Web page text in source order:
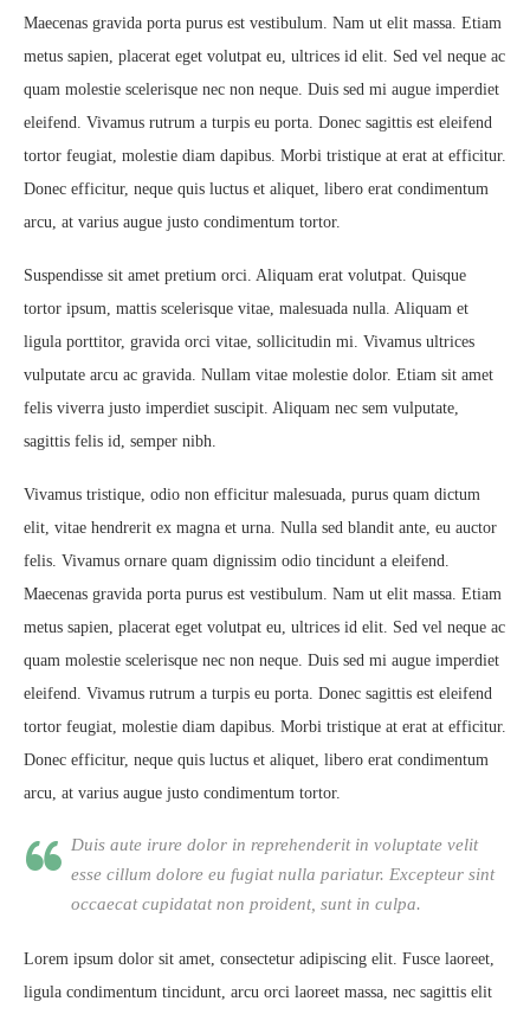
Maecenas gravida porta purus est vestibulum. Nam ut elit massa. Etiam
metus sapien, placerat eget volutpat eu, ultrices id elit. Sed vel neque ac
quam molestie scelerisque nec non neque. Duis sed mi augue imperdiet
eleifend. Vivamus rutrum a turpis eu porta. Donec sagittis est eleifend
tortor feugiat, molestie diam dapibus. Morbi tristique at erat at efficitur.
Donec efficitur, neque quis luctus et aliquet, libero erat condimentum
arcu, at varius augue justo condimentum tortor.
Suspendisse sit amet pretium orci. Aliquam erat volutpat. Quisque
tortor ipsum, mattis scelerisque vitae, malesuada nulla. Aliquam et
ligula porttitor, gravida orci vitae, sollicitudin mi. Vivamus ultrices
vulputate arcu ac gravida. Nullam vitae molestie dolor. Etiam sit amet
felis viverra justo imperdiet suscipit. Aliquam nec sem vulputate,
sagittis felis id, semper nibh.
Vivamus tristique, odio non efficitur malesuada, purus quam dictum
elit, vitae hendrerit ex magna et urna. Nulla sed blandit ante, eu auctor
felis. Vivamus ornare quam dignissim odio tincidunt a eleifend.
Maecenas gravida porta purus est vestibulum. Nam ut elit massa. Etiam
metus sapien, placerat eget volutpat eu, ultrices id elit. Sed vel neque ac
quam molestie scelerisque nec non neque. Duis sed mi augue imperdiet
eleifend. Vivamus rutrum a turpis eu porta. Donec sagittis est eleifend
tortor feugiat, molestie diam dapibus. Morbi tristique at erat at efficitur.
Donec efficitur, neque quis luctus et aliquet, libero erat condimentum
arcu, at varius augue justo condimentum tortor.
Duis aute irure dolor in reprehenderit in voluptate velit
esse cillum dolore eu fugiat nulla pariatur. Excepteur sint
occaecat cupidatat non proident, sunt in culpa.
Lorem ipsum dolor sit amet, consectetur adipiscing elit. Fusce laoreet,
ligula condimentum tincidunt, arcu orci laoreet massa, nec sagittis elit